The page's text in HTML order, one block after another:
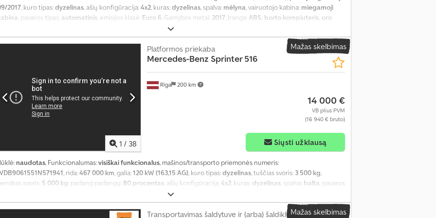
2017, kuro tipas:dyzelinas, ašių konfigūracija:4x2, kuras:dyzelinas, spalva: mėlyna, vairuotojo kabina: miegamoji
, pavaros tipas: automatinis, emisijos klasė: Euro 6, Gamybos metai: 2017, Įranga: ABS, borto kompiuteris, oro
Mažas skelbimas
1 / 38
Rīga 200 km
Platformos priekaba
Mercedes-Benz Sprinter 516
14 000 €
VB plius PVM
(16 940 € bruto)
Siųsti užklausą
naudotas, Funkcionalumas:visiškai funkcionalus, mašinos/transporto priemonės numeris:
, rida:467 000 km , galia:120 kW (163,15 AG) , kuro tipas:dyzelinas , tuščias svoris: 3 500 kg
svoris: 5 000 kg , padang padangų: 80 procentas , ašių konfigūracija:4x2 , kuras: dyzelinas , spalva: balta , pavaros
, bendras ilgis:
(Elektroninė stabdžių sistema), Tachografas, borto kompiuteris, centrinis užraktas, elektrinis langų
reguliavimas, kranas, kruizo kontrolė, oro kondicionavimas, priekabos jungtis, priešrūkiniai žibintai, vairoMažas skelbimas
Transportavimas šaldytuve ir (arba) šaldiklyje